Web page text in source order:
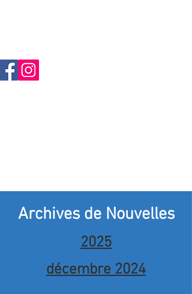
Archives de Nouvelles
2025
décembre 2024